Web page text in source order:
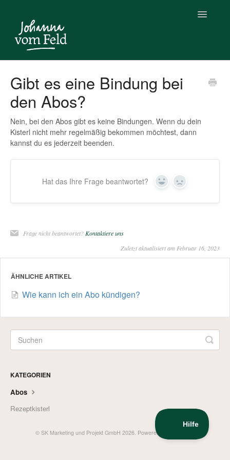
Toggle
Unsere Produkte & Services
Privatkunden
Firmenkunden
Gibt es eine Bindung bei
den Abos?
Nein, bei den Abos gibt es keine Bindungen. Wenn du dein
Kisterl nicht mehr regelmäßig bekommen möchtest, dann
kannst du es jederzeit beenden.
Hat das Ihre Frage beantwortet? Yes No
Frage nicht beantwortet?Kontaktiere uns
Zuletzt aktualisiert am Februar 16, 2023
ÄHNLICHE ARTIKEL
Wie kann ich ein Abo kündigen?
KATEGORIEN
Abos
Rezeptkisterl
© SK Marketing und Projekt GmbH 2026. Powered by